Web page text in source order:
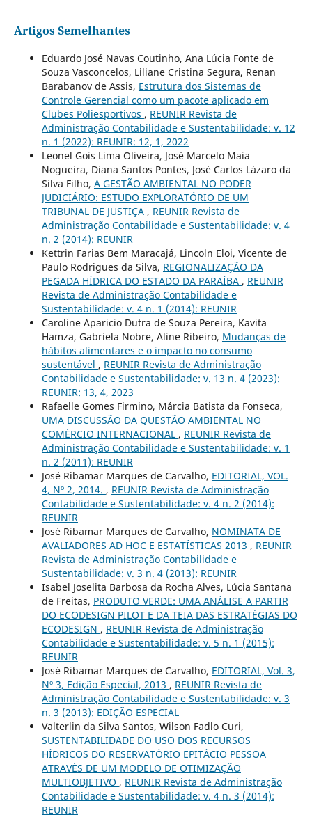
Artigos Semelhantes
Eduardo José Navas Coutinho, Ana Lúcia Fonte de
Souza Vasconcelos, Liliane Cristina Segura, Renan
Barabanov de Assis, Estrutura dos Sistemas de
Controle Gerencial como um pacote aplicado em
Clubes Poliesportivos , REUNIR Revista de
Administração Contabilidade e Sustentabilidade: v. 12
n. 1 (2022): REUNIR: 12, 1, 2022
Leonel Gois Lima Oliveira, José Marcelo Maia
Nogueira, Diana Santos Pontes, José Carlos Lázaro da
Silva Filho, A GESTÃO AMBIENTAL NO PODER
JUDICIÁRIO: ESTUDO EXPLORATÓRIO DE UM
TRIBUNAL DE JUSTIÇA , REUNIR Revista de
Administração Contabilidade e Sustentabilidade: v. 4
n. 2 (2014): REUNIR
Kettrin Farias Bem Maracajá, Lincoln Eloi, Vicente de
Paulo Rodrigues da Silva, REGIONALIZAÇÃO DA
PEGADA HÍDRICA DO ESTADO DA PARAÍBA , REUNIR
Revista de Administração Contabilidade e
Sustentabilidade: v. 4 n. 1 (2014): REUNIR
Caroline Aparicio Dutra de Souza Pereira, Kavita
Hamza, Gabriela Nobre, Aline Ribeiro, Mudanças de
hábitos alimentares e o impacto no consumo
sustentável , REUNIR Revista de Administração
Contabilidade e Sustentabilidade: v. 13 n. 4 (2023):
REUNIR: 13, 4, 2023
Rafaelle Gomes Firmino, Márcia Batista da Fonseca,
UMA DISCUSSÃO DA QUESTÃO AMBIENTAL NO
COMÉRCIO INTERNACIONAL , REUNIR Revista de
Administração Contabilidade e Sustentabilidade: v. 1
n. 2 (2011): REUNIR
José Ribamar Marques de Carvalho, EDITORIAL, VOL.
4, Nº 2, 2014. , REUNIR Revista de Administração
Contabilidade e Sustentabilidade: v. 4 n. 2 (2014):
REUNIR
José Ribamar Marques de Carvalho, NOMINATA DE
AVALIADORES AD HOC E ESTATÍSTICAS 2013 , REUNIR
Revista de Administração Contabilidade e
Sustentabilidade: v. 3 n. 4 (2013): REUNIR
Isabel Joselita Barbosa da Rocha Alves, Lúcia Santana
de Freitas, PRODUTO VERDE: UMA ANÁLISE A PARTIR
DO ECODESIGN PILOT E DA TEIA DAS ESTRATÉGIAS DO
ECODESIGN , REUNIR Revista de Administração
Contabilidade e Sustentabilidade: v. 5 n. 1 (2015):
REUNIR
José Ribamar Marques de Carvalho, EDITORIAL, Vol. 3,
Nº 3, Edição Especial, 2013 , REUNIR Revista de
Administração Contabilidade e Sustentabilidade: v. 3
n. 3 (2013): EDIÇÃO ESPECIAL
Valterlin da Silva Santos, Wilson Fadlo Curi,
SUSTENTABILIDADE DO USO DOS RECURSOS
HÍDRICOS DO RESERVATÓRIO EPITÁCIO PESSOA
ATRAVÉS DE UM MODELO DE OTIMIZAÇÃO
MULTIOBJETIVO , REUNIR Revista de Administração
Contabilidade e Sustentabilidade: v. 4 n. 3 (2014):
REUNIR